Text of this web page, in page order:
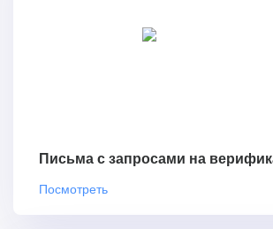
Письма с запросами на
Посмотреть